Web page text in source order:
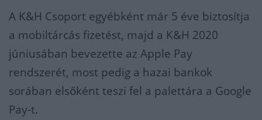
A K&H Csoport egyébként már 5 éve biztosítja
a mobiltárcás fizetést, majd a K&H 2020
júniusában bevezette az Apple Pay
rendszerét, most pedig a hazai bankok
sorában elsőként teszi fel a palettára a Google
Pay-t.